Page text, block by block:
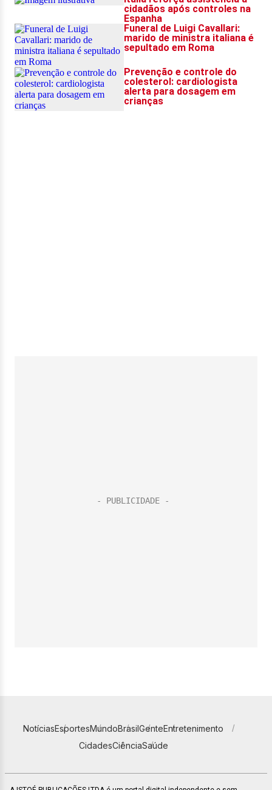
NotíciasEsportesMundoBrasilGenteEntretenimento
CidadesCiênciaSaúde